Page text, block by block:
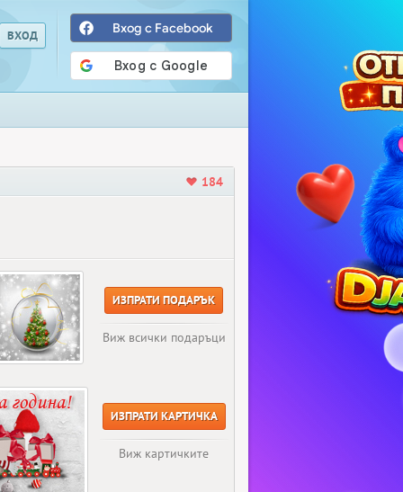
Вход с Facebook
184
ИЗПРАТИ ПОДАРЪК
Виж всички подаръци
ИЗПРАТИ КАРТИЧКА
Виж картичките